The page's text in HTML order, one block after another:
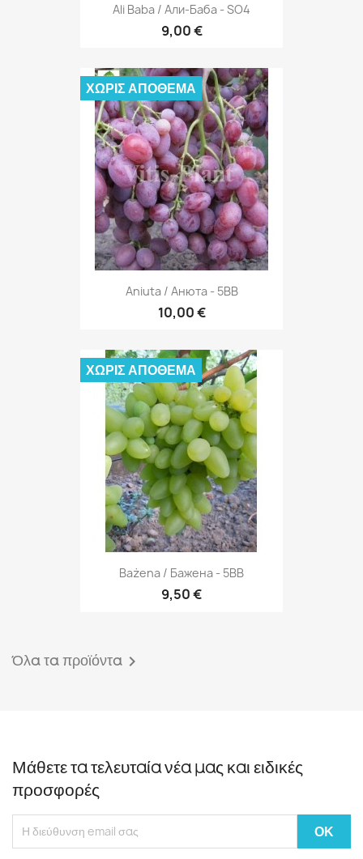
Ali Baba / Али-Баба - SO4
9,00 €
Aniuta / Анюта - 5BB
10,00 €
ΧΩΡΊΣ ΑΠΌΘΕΜΑ
Bażena / Бажена - 5BB
9,50 €
ΧΩΡΊΣ ΑΠΌΘΕΜΑ
Όλα τα προϊόντα 
Μάθετε τα τελευταία νέα μας και ειδικές
προσφορές